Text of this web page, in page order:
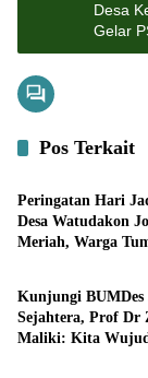
Desa
Gelar
Pos Terkait
Pemerintahan
Peringatan Hari
Desa Watudakon
Meriah, Warga
Bisnis
Kunjungi BUMDes
Sejahtera, Prof Dr
Maliki: Kita
Pemerintahan